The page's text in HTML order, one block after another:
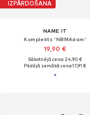
IZPĀRDOŠANA
NAME IT
Komplekts 'NBMAdam'
19,90 €
Sākotnējā cena: 24,90 €
Pēdējā zemākā cena:17,91 €